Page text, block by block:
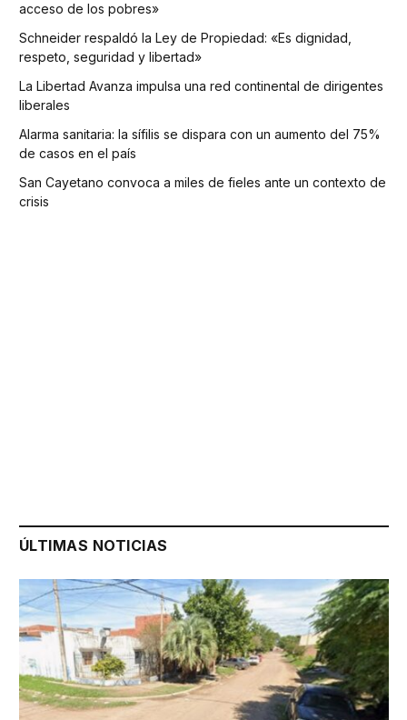
acceso de los pobres»
Schneider respaldó la Ley de Propiedad: «Es dignidad,
respeto, seguridad y libertad»
La Libertad Avanza impulsa una red continental de dirigentes
liberales
Alarma sanitaria: la sífilis se dispara con un aumento del 75%
de casos en el país
San Cayetano convoca a miles de fieles ante un contexto de
crisis
ÚLTIMAS NOTICIAS